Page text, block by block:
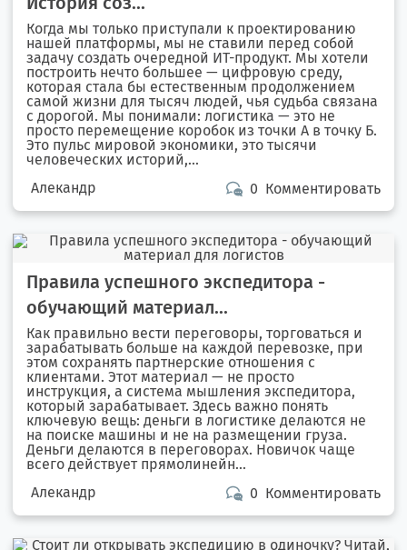
Когда мы только приступали к проектированию
нашей платформы, мы не ставили перед собой
задачу создать очередной ИТ-продукт. Мы хотели
построить нечто большее — цифровую среду,
которая стала бы естественным продолжением
самой жизни для тысяч людей, чья судьба связана
с дорогой. Мы понимали: логистика — это не
просто перемещение коробок из точки А в точку Б.
Это пульс мировой экономики, это тысячи
человеческих историй,...
Алекандр
0 Комментировать
Правила успешного экспедитора -
обучающий материал...
Как правильно вести переговоры, торговаться и
зарабатывать больше на каждой перевозке, при
этом сохранять партнерские отношения с
клиентами. Этот материал — не просто
инструкция, а система мышления экспедитора,
который зарабатывает. Здесь важно понять
ключевую вещь: деньги в логистике делаются не
на поиске машины и не на размещении груза.
Деньги делаются в переговорах. Новичок чаще
всего действует прямолинейн...
Алекандр
0 Комментировать